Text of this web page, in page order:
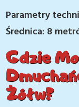
Parametry
Średnica: 8
Gdzie
Żółw?